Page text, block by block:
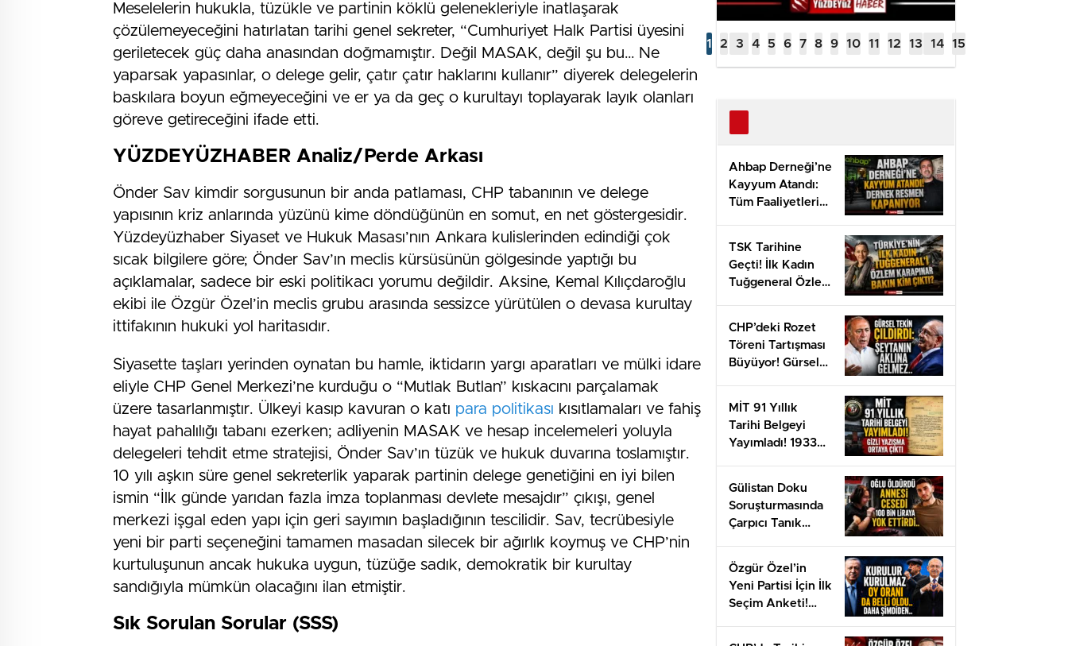
Meselelerin hukukla, tüzükle ve partinin köklü gelenekleriyle inatlaşarak
çözülemeyeceğini hatırlatan tarihi genel sekreter, “Cumhuriyet Halk Partisi üyesini
geriletecek güç daha anasından doğmamıştır. Değil MASAK, değil şu bu… Ne
yaparsak yapasınlar, o delege gelir, çatır çatır haklarını kullanır” diyerek delegelerin
baskılara boyun eğmeyeceğini ve er ya da geç o kurultayı toplayarak layık olanları
göreve getireceğini ifade etti.
YÜZDEYÜZHABER Analiz/Perde Arkası
Önder Sav kimdir sorgusunun bir anda patlaması, CHP tabanının ve delege
yapısının kriz anlarında yüzünü kime döndüğünün en somut, en net göstergesidir.
Yüzdeyüzhaber Siyaset ve Hukuk Masası’nın Ankara kulislerinden edindiği çok
sıcak bilgilere göre; Önder Sav’ın meclis kürsüsünün gölgesinde yaptığı bu
açıklamalar, sadece bir eski politikacı yorumu değildir. Aksine, Kemal Kılıçdaroğlu
ekibi ile Özgür Özel’in meclis grubu arasında sessizce yürütülen o devasa kurultay
ittifakının hukuki yol haritasıdır.
Siyasette taşları yerinden oynatan bu hamle, iktidarın yargı aparatları ve mülki idare
eliyle CHP Genel Merkezi’ne kurduğu o “Mutlak Butlan” kıskacını parçalamak
üzere tasarlanmıştır. Ülkeyi kasıp kavuran o katı para politikası kısıtlamaları ve fahiş
hayat pahalılığı tabanı ezerken; adliyenin MASAK ve hesap incelemeleri yoluyla
delegeleri tehdit etme stratejisi, Önder Sav’ın tüzük ve hukuk duvarına toslamıştır.
10 yılı aşkın süre genel sekreterlik yaparak partinin delege genetiğini en iyi bilen
ismin “İlk günde yarıdan fazla imza toplanması devlete mesajdır” çıkışı, genel
merkezi işgal eden yapı için geri sayımın başladığının tescilidir. Sav, tecrübesiyle
yeni bir parti seçeneğini tamamen masadan silecek bir ağırlık koymuş ve CHP’nin
kurtuluşunun ancak hukuka uygun, tüzüğe sadık, demokratik bir kurultay
sandığıyla mümkün olacağını ilan etmiştir.
Sık Sorulan Sorular (SSS)
Ahbap Derneği’ne
Kayyum Atandı:
Tüm Faaliyetleri
Açıldı
TSK Tarihine
Geçti! İlk Kadın
Tuğgeneral Özlem
CHP’deki Rozet
Töreni Tartışması
Büyüyor! Gürsel
Duyurusunu
Açıkladı
MİT 91 Yıllık
Tarihi Belgeyi
Yayımladı! 1933
Gülistan Doku
Soruşturmasında
Çarpıcı Tanık
Özgür Özel’in
Yeni Partisi İçin İlk
Seçim Anketi!